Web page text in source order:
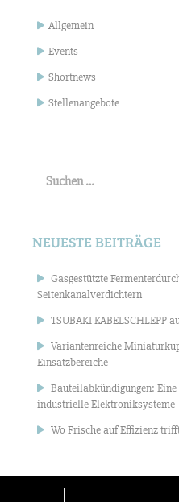
Allgemein
Events
Shortnews
Stellenangebote
nach:
NEUESTE BEITRÄGE
Gasgestützte
Seitenkanalverdichtern
TSUBAKI KABELSCHLEPP
Variantenreiche
Einsatzbereiche
Bauteilabkündigungen:
industrielle Elektroniksysteme
Wo Frische auf Effizienz